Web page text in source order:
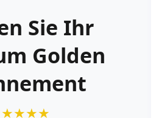
Sie Ihr
Golden